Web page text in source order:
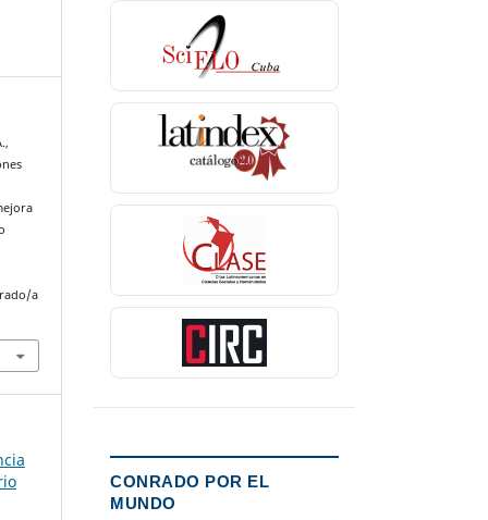
a
CONRADO POR EL
MUNDO